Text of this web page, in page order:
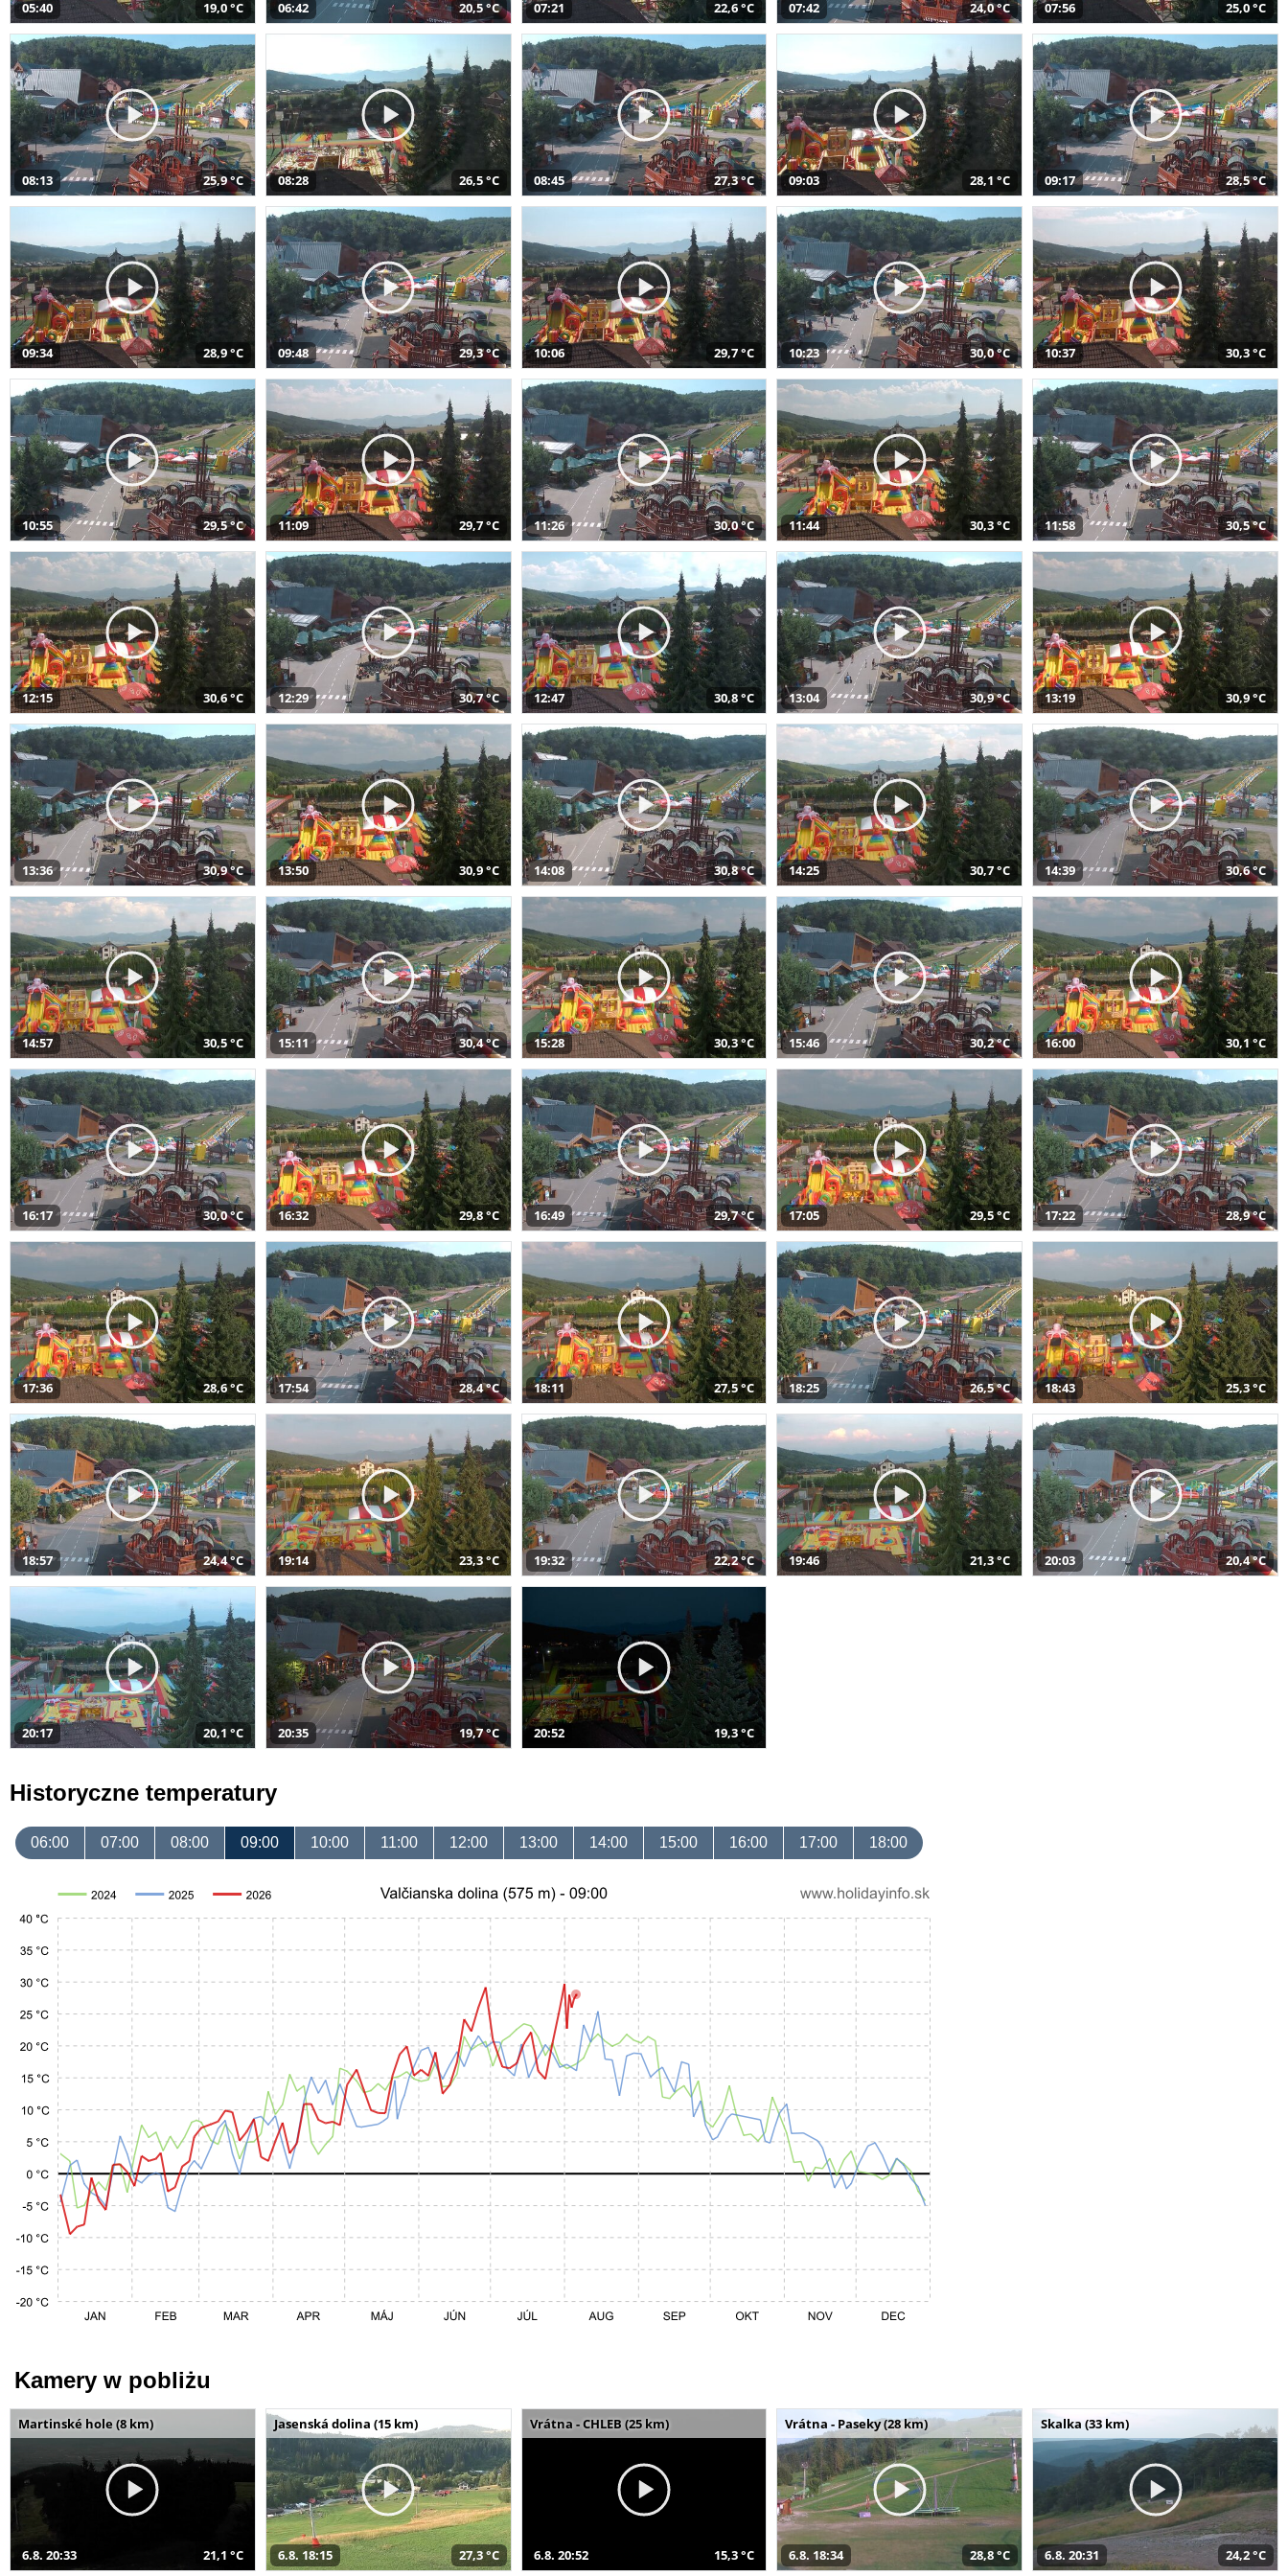
05:40 19,0 °C 06:42 20,5 °C 07:21 22,6 °C 07:42 24,0 °C 07:56 25,0 °C
08:13 25,9 °C 08:28 26,5 °C 08:45 27,3 °C 09:03 28,1 °C 09:17 28,5 °C
09:34 28,9 °C 09:48 29,3 °C 10:06 29,7 °C 10:23 30,0 °C 10:37 30,3 °C
10:55 29,5 °C 11:09 29,7 °C 11:26 30,0 °C 11:44 30,3 °C 11:58 30,5 °C
12:15 30,6 °C 12:29 30,7 °C 12:47 30,8 °C 13:04 30,9 °C 13:19 30,9 °C
13:36 30,9 °C 13:50 30,9 °C 14:08 30,8 °C 14:25 30,7 °C 14:39 30,6 °C
14:57 30,5 °C 15:11 30,4 °C 15:28 30,3 °C 15:46 30,2 °C 16:00 30,1 °C
16:17 30,0 °C 16:32 29,8 °C 16:49 29,7 °C 17:05 29,5 °C 17:22 28,9 °C
17:36 28,6 °C 17:54 28,4 °C 18:11 27,5 °C 18:25 26,5 °C 18:43 25,3 °C
18:57 24,4 °C 19:14 23,3 °C 19:32 22,2 °C 19:46 21,3 °C 20:03 20,4 °C
20:17 20,1 °C 20:35 19,7 °C 20:52 19,3 °C
Historyczne temperatury
06:00 07:00 08:00 09:00 10:00 11:00 12:00 13:00 14:00 15:00 16:00 17:00 18:00
Kamery w pobliżu
Martinské hole (8 km)
6.8. 20:33 21,1 °C
Jasenská dolina (15 km)
6.8. 18:15 27,3 °C
Vrátna - CHLEB (25 km)
6.8. 20:52 15,3 °C
Vrátna - Paseky (28 km)
6.8. 18:34 28,8 °C
Skalka (33 km)
6.8. 20:31 24,2 °C